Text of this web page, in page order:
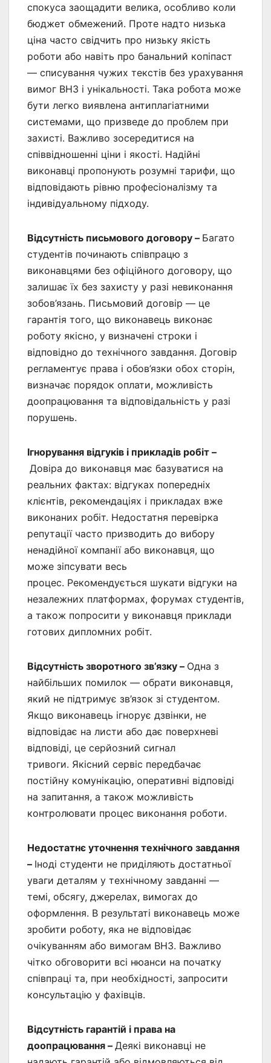
спокуса заощадити велика, особливо коли
бюджет обмежений. Проте надто низька
ціна часто свідчить про низьку якість
роботи або навіть про банальний копіпаст
— списування чужих текстів без урахування
вимог ВНЗ і унікальності. Така робота може
бути легко виявлена антиплагіатними
системами, що призведе до проблем при
захисті. Важливо зосередитися на
співвідношенні ціни і якості. Надійні
виконавці пропонують розумні тарифи, що
відповідають рівню професіоналізму та
індивідуальному підходу.
Відсутність письмового договору – Багато
студентів починають співпрацю з
виконавцями без офіційного договору, що
залишає їх без захисту у разі невиконання
зобов’язань. Письмовий договір — це
гарантія того, що виконавець виконає
роботу якісно, у визначені строки і
відповідно до технічного завдання. Договір
регламентує права і обов’язки обох сторін,
визначає порядок оплати, можливість
доопрацювання та відповідальність у разі
порушень.
Ігнорування відгуків і прикладів робіт –
Довіра до виконавця має базуватися на
реальних фактах: відгуках попередніх
клієнтів, рекомендаціях і прикладах вже
виконаних робіт. Недостатня перевірка
репутації часто призводить до вибору
ненадійної компанії або виконавця, що
може зіпсувати весь
процес. Рекомендується шукати відгуки на
незалежних платформах, форумах студентів,
а також попросити у виконавця приклади
готових дипломних робіт.
Відсутність зворотного зв’язку – Одна з
найбільших помилок — обрати виконавця,
який не підтримує зв’язок зі студентом.
Якщо виконавець ігнорує дзвінки, не
відповідає на листи або дає поверхневі
відповіді, це серйозний сигнал
тривоги. Якісний сервіс передбачає
постійну комунікацію, оперативні відповіді
на запитання, а також можливість
контролювати процес виконання роботи.
Недостатнє уточнення технічного завдання
– Іноді студенти не приділяють достатньої
уваги деталям у технічному завданні —
темі, обсягу, джерелах, вимогах до
оформлення. В результаті виконавець може
зробити роботу, яка не відповідає
очікуванням або вимогам ВНЗ. Важливо
чітко обговорити всі нюанси на початку
співпраці та, при необхідності, запросити
консультацію у фахівців.
Відсутність гарантій і права на
доопрацювання – Деякі виконавці не